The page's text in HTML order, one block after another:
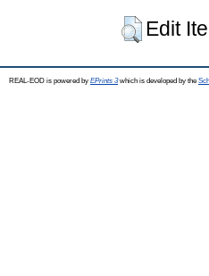
Edit
REAL-EOD is powered by EPrints 3which is developed by the